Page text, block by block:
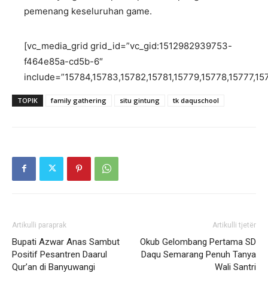
pemenang keseluruhan game.
[vc_media_grid grid_id=”vc_gid:1512982939753-
f464e85a-cd5b-6″
TOPIK family gathering situ gintung tk daquschool
Artikulli paraprak
Bupati Azwar Anas Sambut
Positif Pesantren Daarul
Qur’an di Banyuwangi
Artikulli tjetër
Okub Gelombang Pertama SD
Daqu Semarang Penuh Tanya
Wali Santri